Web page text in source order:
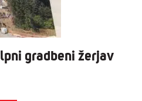
gradbeni žerjav